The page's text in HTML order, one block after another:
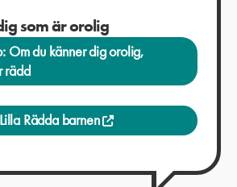
som är orolig
Om du känner dig orolig,
rädd
Lilla Rädda barnen